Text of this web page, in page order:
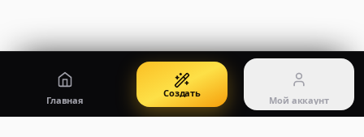
Главная
Создать
Мой аккаунт